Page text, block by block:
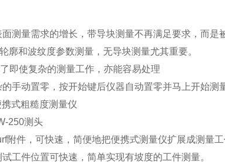
测量需求的增长，带导块测量不再满足要求，而是
廓和波纹度参数测量，无导块测量尤其重要。
即使复杂的测量工作，亦能容易处理
手动置零，按开始键后仪器自动置零并马上开始测
式粗糙度测量仪
250测头
附件，可快速，简便地把便携式测量仪扩展成测量
工件位置可快速，简单实现有坡度的工件测量。